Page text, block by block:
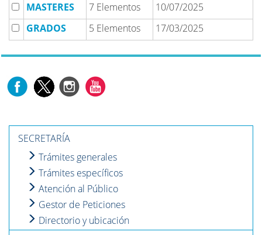
MASTERES 7 Elementos
10/07/2025
GRADOS
5 Elementos 17/03/2025
SECRETARÍA
Trámites generales
Trámites específicos
Atención al Público
Gestor de Peticiones
Directorio y ubicación